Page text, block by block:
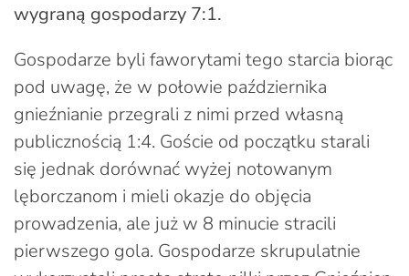
wygraną gospodarzy 7:1.
Gospodarze byli faworytami tego starcia biorąc
pod uwagę, że w połowie października
gnieźnianie przegrali z nimi przed własną
publicznością 1:4. Goście od początku starali
się jednak dorównać wyżej notowanym
lęborczanom i mieli okazje do objęcia
prowadzenia, ale już w 8 minucie stracili
pierwszego gola. Gospodarze skrupulatnie